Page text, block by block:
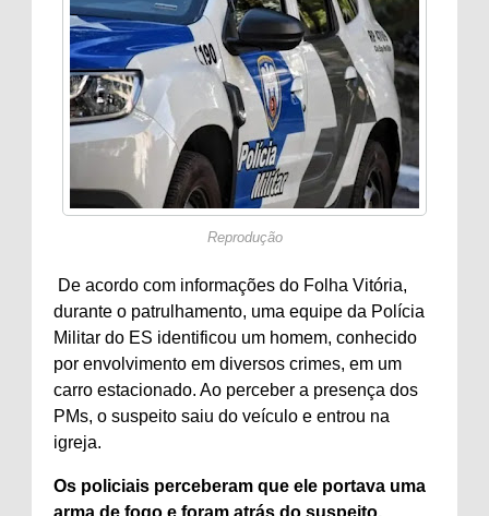
Reprodução
De acordo com informações do Folha Vitória,
durante o patrulhamento, uma equipe da Polícia
Militar do ES identificou um homem, conhecido
por envolvimento em diversos crimes, em um
carro estacionado. Ao perceber a presença dos
PMs, o suspeito saiu do veículo e entrou na
igreja.
Os policiais perceberam que ele portava uma
arma de fogo e foram atrás do suspeito.